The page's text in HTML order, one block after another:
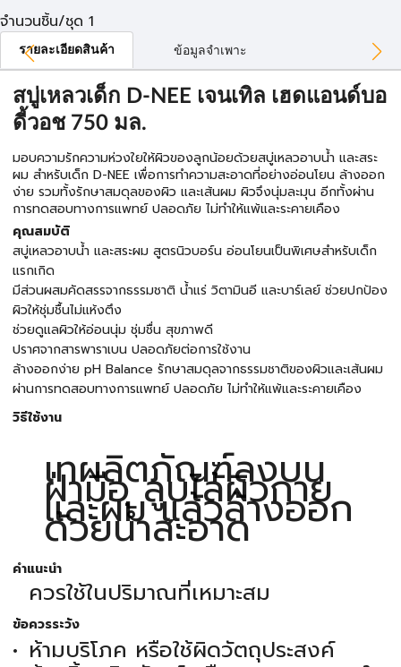
จำนวนชิ้น/ชุด 1
รายละเอียดสินค้า ข้อมูลจำเพาะ
สบู่เหลวเด็ก D-NEE เจนเทิล เฮดแอนด์บอ
ดี้วอช 750 มล.
มอบความรักความห่วงใยให้ผิวของลูกน้อยด้วยสบู่เหลวอาบน้ำ และสระ
ผม สำหรับเด็ก D-NEE เพื่อการทำความสะอาดที่อย่างอ่อนโยน ล้างออก
ง่าย รวมทั้งรักษาสมดุลของผิว และเส้นผม ผิวจึงนุ่มละมุน อีกทั้งผ่าน
การทดสอบทางการแพทย์ ปลอดภัย ไม่ทำให้แพ้และระคายเคือง
คุณสมบัติ
สบู่เหลวอาบน้ำ และสระผม สูตรนิวบอร์น อ่อนโยนเป็นพิเศษสำหรับเด็ก
แรกเกิด
มีส่วนผสมคัดสรรจากธรรมชาติ น้ำแร่ วิตามินอี และบาร์เลย์ ช่วยปกป้อง
ผิวให้ชุ่มชื้นไม่แห้งตึง
ช่วยดูแลผิวให้อ่อนนุ่ม ชุ่มชื่น สุขภาพดี
ปราศจากสารพาราเบน ปลอดภัยต่อการใช้งาน
ล้างออกง่าย pH Balance รักษาสมดุลจากธรรมชาติของผิวและเส้นผม
ผ่านการทดสอบทางการแพทย์ ปลอดภัย ไม่ทำให้แพ้และระคายเคือง
วิธีใช้งาน
เทผลิตภัณฑ์ลงบน
ฝ่ามือ ลูบไล้ผิวกาย
และผม แล้วล้างออก
ด้วยน้ำสะอาด
คำแนะนำ
ควรใช้ในปริมาณที่เหมาะสม
ข้อควรระวัง
ห้ามบริโภค หรือใช้ผิดวัตถุประสงค์